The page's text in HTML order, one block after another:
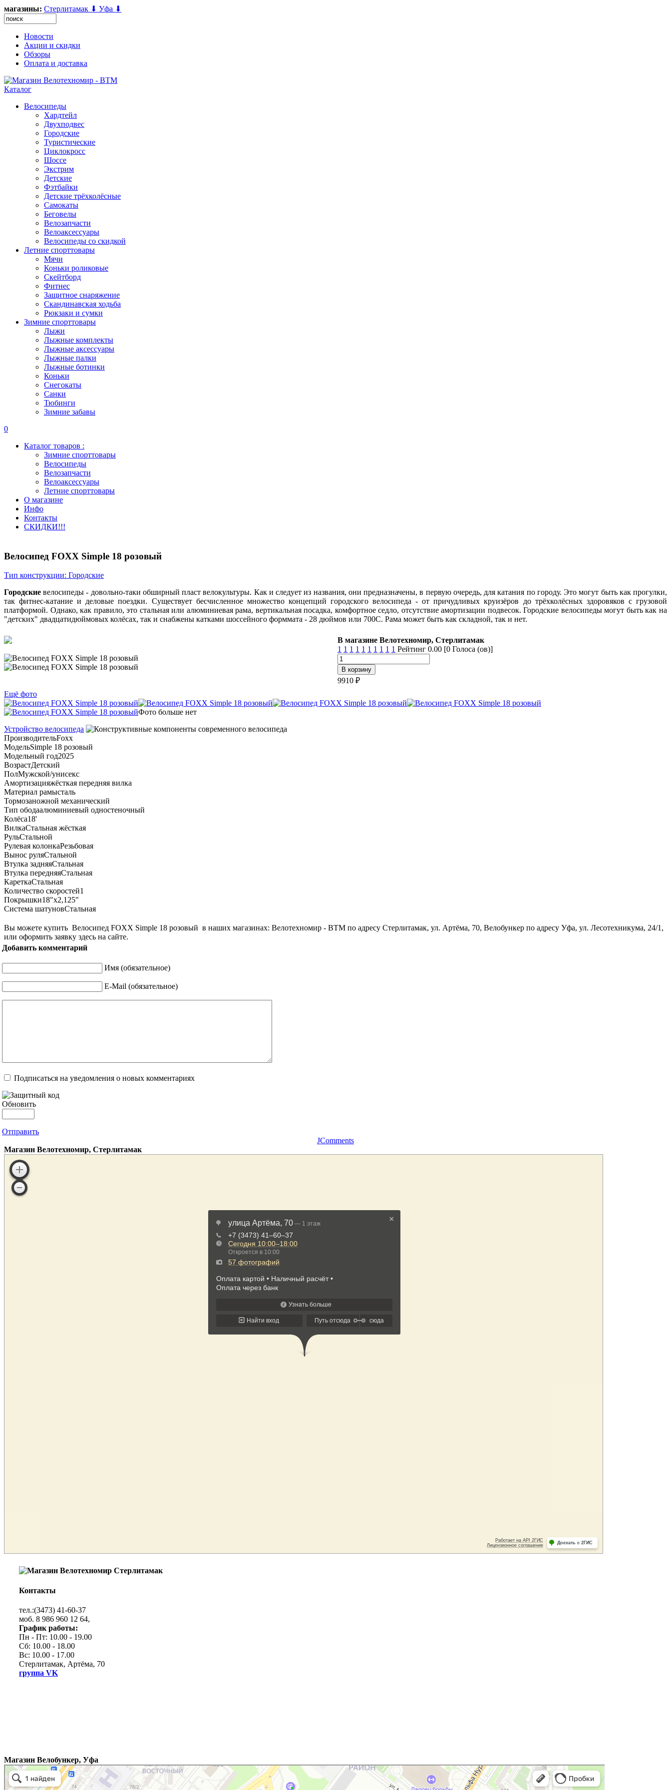
магазины: Стерлитамак ⬇ Уфа ⬇
Новости
Акции и скидки
Обзоры
Оплата и доставка
Каталог
Велосипеды
Хардтейл
Двухподвес
Городские
Туристические
Циклокросс
Шоссе
Экстрим
Детские
Фэтбайки
Детские трёхколёсные
Самокаты
Беговелы
Велозапчасти
Велоаксессуары
Велосипеды со скидкой
Летние спорттовары
Мячи
Коньки роликовые
Скейтборд
Фитнес
Защитное снаряжение
Скандинавская ходьба
Рюкзаки и сумки
Зимние спорттовары
Лыжи
Лыжные комплекты
Лыжные аксессуары
Лыжные палки
Лыжные ботинки
Коньки
Снегокаты
Санки
Тюбинги
Зимние забавы
0
Каталог товаров :
Зимние спорттовары
Велосипеды
Велозапчасти
Велоаксессуары
Летние спорттовары
О магазине
Инфо
Контакты
СКИДКИ!!!
Велосипед FOXX Simple 18 розовый
Тип конструкции: Городские
Городские велосипеды - довольно-таки обширный пласт велокультуры. Как и следует из названия, они предназначены, в первую очередь, для катания по городу. Это могут быть как прогулки,
так фитнес-катание и деловые поездки. Существует бесчисленное множество концепций городского велосипеда - от причудливых круизёров до трёхколёсных здоровяков с грузовой
платформой. Однако, как правило, это стальная или алюминиевая рама, вертикальная посадка, комфортное седло, отсутствие амортизации подвесок. Городские велосипеды могут быть как на
"детских" двадцатидюймовых колёсах, так и снабжены катками шоссейного форммата - 28 дюймов или 700C. Рама может быть как складной, так и нет.
В магазине Велотехномир, Стерлитамак
1 1 1 1 1 1 1 1 1 1 Рейтинг 0.00 [0 Голоса (ов)]
9910 ₽
Ещё фото
Фото больше нет
Устройство велосипеда
ПроизводительFoxx
МодельSimple 18 розовый
Модельный год2025
ВозрастДетский
ПолМужской/унисекс
Амортизацияжёсткая передняя вилка
Материал рамысталь
Тормозаножной механический
Тип ободаалюминиевый одностеночный
Колёса18'
ВилкаСтальная жёсткая
РульСтальной
Рулевая колонкаРезьбовая
Вынос руляСтальной
Втулка задняяСтальная
Втулка передняяСтальная
КареткаСтальная
Количество скоростей1
Покрышки18"х2,125"
Система шатуновСтальная
Вы можете купить Велосипед FOXX Simple 18 розовый в наших магазинах: Велотехномир - ВТМ по адресу Стерлитамак, ул. Артёма, 70, Велобункер по адресу Уфа, ул. Лесотехникума, 24/1,
или оформить заявку здесь на сайте.
Добавить комментарий
Имя (обязательное)
E-Mail (обязательное)
Подписаться на уведомления о новых комментариях
Обновить
Отправить
JComments
Магазин Велотехномир, Стерлитамак
Контакты
тел.:(3473) 41-60-37
моб. 8 986 960 12 64,
График работы:
Пн - Пт: 10.00 - 19.00
Сб: 10.00 - 18.00
Вс: 10.00 - 17.00
Стерлитамак, Артёма, 70
группа VK
Магазин Велобункер, Уфа